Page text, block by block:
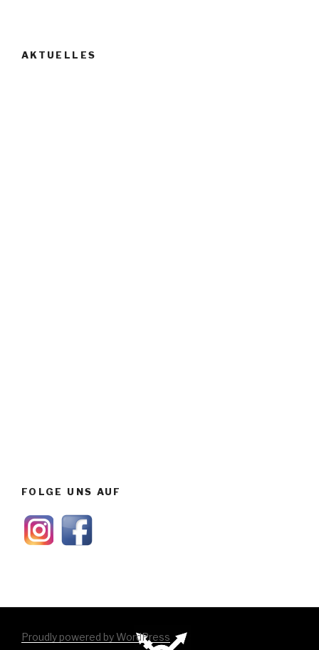
AKTUELLES
FOLGE UNS AUF
Proudly powered by WordPress